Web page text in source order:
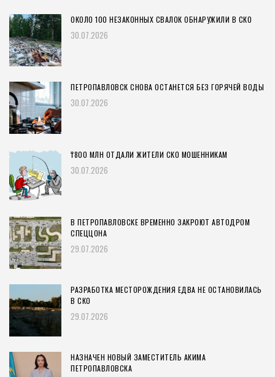
ОКОЛО 100 НЕЗАКОННЫХ СВАЛОК ОБНАРУЖИЛИ В СКО
30.07.2026
ПЕТРОПАВЛОВСК СНОВА ОСТАНЕТСЯ БЕЗ ГОРЯЧЕЙ ВОДЫ
30.07.2026
₸800 МЛН ОТДАЛИ ЖИТЕЛИ СКО МОШЕННИКАМ
30.07.2026
В ПЕТРОПАВЛОВСКЕ ВРЕМЕННО ЗАКРОЮТ АВТОДРОМ
СПЕЦЦОНА
29.07.2026
РАЗРАБОТКА МЕСТОРОЖДЕНИЯ ЕДВА НЕ ОСТАНОВИЛАСЬ
В СКО
29.07.2026
НАЗНАЧЕН НОВЫЙ ЗАМЕСТИТЕЛЬ АКИМА
ПЕТРОПАВЛОВСКА